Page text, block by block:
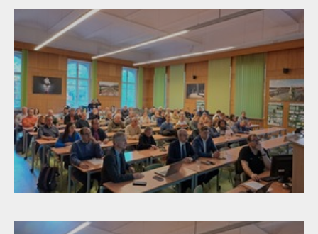
NÉVJEGYZÉK
SEGÉDLETEK / FAP
DOKUMENTUMOK
ONLINE MÉDI
TAGGYŰLÉSEK, KONFERENCIÁK
TERVEZÉS TISZTA FORRÁSBÓL